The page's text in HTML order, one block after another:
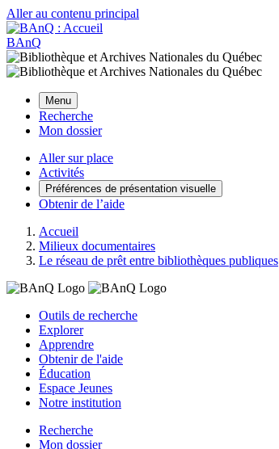
Aller au contenu principal
BAnQ
Menu
Recherche
Mon dossier
Aller sur place
Activités
Préférences de présentation visuelle
Obtenir de l’aide
Accueil
Milieux documentaires
Le réseau de prêt entre bibliothèques publiques
Outils de recherche
Explorer
Apprendre
Obtenir de l'aide
Éducation
Espace Jeunes
Notre institution
Recherche
Mon dossier